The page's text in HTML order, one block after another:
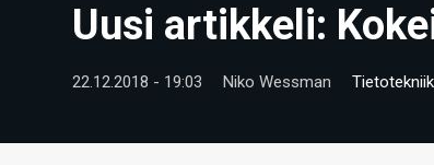
Uusi artikkeli:
22.12.2018 - 19:03 Niko Wessman